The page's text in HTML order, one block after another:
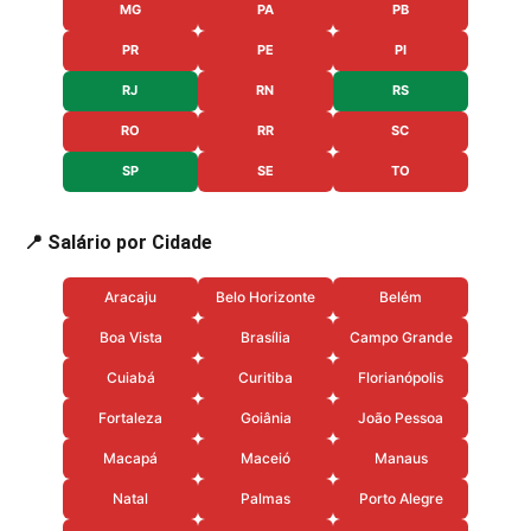
MG PA PB
PR PE PI
RJ RN RS
RO RR SC
SP SE TO
📍 Salário por Cidade
Aracaju Belo Horizonte Belém
Boa Vista Brasília Campo Grande
Cuiabá Curitiba Florianópolis
Fortaleza Goiânia João Pessoa
Macapá Maceió Manaus
Natal Palmas Porto Alegre